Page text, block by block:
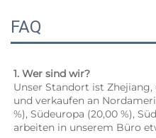
FAQ
1. Wer sind wir?
Unser Standort ist
und verkaufen an
%), Südeuropa (20,00 %),
arbeiten in unserem Büro